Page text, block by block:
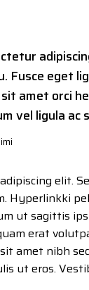
eget
amet orci
vel ligula ac
elit.
Hyperlinkki
ut sagittis
erat
amet nibh
ut eros.